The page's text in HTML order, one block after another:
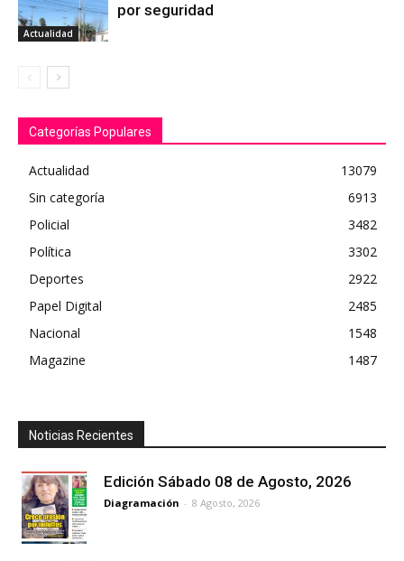
Actualidad
por seguridad
Categorías Populares
Actualidad
13079
Sin categoría
6913
Policial
3482
Política
3302
Deportes
2922
Papel Digital
2485
Nacional
1548
Magazine
1487
Noticias Recientes
Edición Sábado 08 de Agosto, 2026
Diagramación - 8 Agosto, 2026